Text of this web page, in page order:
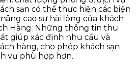
sạn có thể thực hiện các biện
cao sự hài lòng của khách
Hàng: Những thông tin thu
giúp xác định nhu cầu và
hàng, cho phép khách sạn
vụ phù hợp hơn.